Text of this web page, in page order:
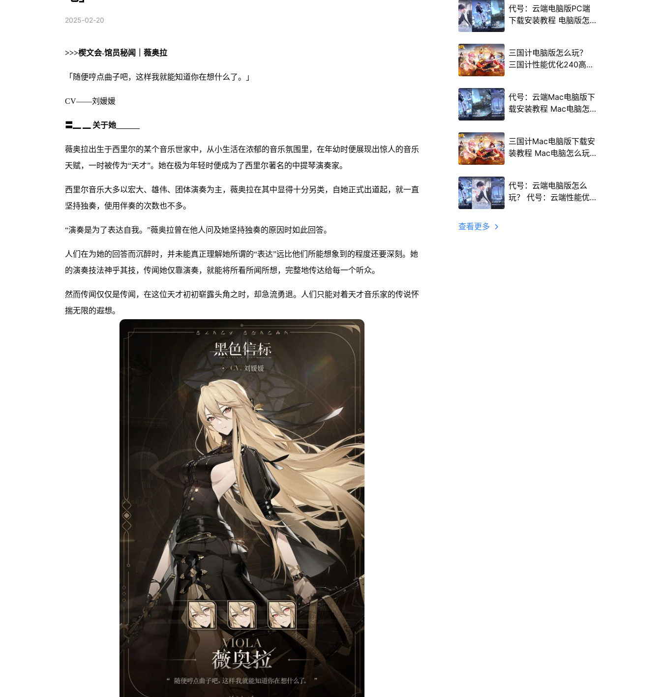
2025-02-20
>>>楔文会-馆员秘闻｜薇奥拉
「随便哼点曲子吧，这样我就能知道你在想什么了。」
CV——刘媛媛
〓▁ ▁ 关于她______
薇奥拉出生于西里尔的某个音乐世家中，从小生活在浓郁的音乐氛围里，在年幼时便展现出惊人的音乐
天赋，一时被传为“天才”。她在极为年轻时便成为了西里尔著名的中提琴演奏家。
西里尔音乐大多以宏大、雄伟、团体演奏为主，薇奥拉在其中显得十分另类，自她正式出道起，就一直
坚持独奏，使用伴奏的次数也不多。
“演奏是为了表达自我。”薇奥拉曾在他人问及她坚持独奏的原因时如此回答。
人们在为她的回答而沉醉时，并未能真正理解她所谓的“表达”远比他们所能想象到的程度还要深刻。她
的演奏技法神乎其技，传闻她仅靠演奏，就能将所看所闻所想，完整地传达给每一个听众。
然而传闻仅仅是传闻，在这位天才初初崭露头角之时，却急流勇退。人们只能对着天才音乐家的传说怀
揣无限的遐想。
代号：云端电脑版PC端
下载安装教程 电脑版怎
三国计电脑版怎么玩？
三国计性能优化240高帧
代号：云端Mac电脑版下
载安装教程 Mac电脑怎
三国计Mac电脑版下载安
装教程 Mac电脑怎么玩
代号：云端电脑版怎么
玩？ 代号：云端性能优
查看更多